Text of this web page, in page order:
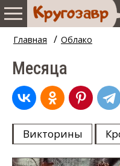
Главная / Облако
Месяца
Викторины